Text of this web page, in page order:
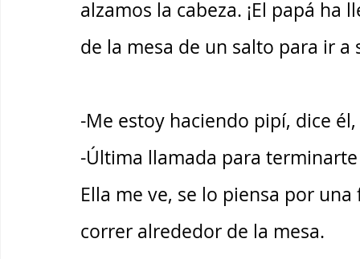
alzamos la cabeza. ¡El papá
de la mesa de un salto para ir
-Me estoy haciendo pipí, dice
-Última llamada para
Ella me ve, se lo piensa por
correr alrededor de la mesa.